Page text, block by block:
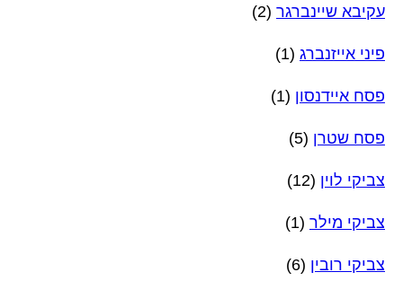
עקיבא שיינברגר (2)
פיני אייזנברג (1)
פסח איידנסון (1)
פסח שטרן (5)
צביקי לוין (12)
צביקי מילר (1)
צביקי רובין (6)